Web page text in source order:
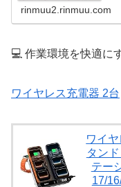
rinmuu2.rinmuu.com
💻 作業環境を快適に
ワイヤレス充電器 2台
ワイ
タン
テー
17/